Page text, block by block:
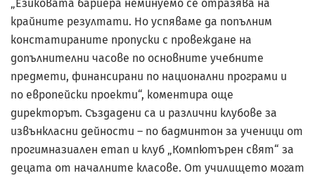
„Езиковата бариера неминуемо се отразява на
крайните резултати. Но успяваме да попълним
констатираните пропуски с провеждане на
допълнителни часове по основните учебните
предмети, финансирани по национални програми и
по европейски проекти“, коментира още
директорът. Създадени са и различни клубове за
извънкласни дейности – по бадминтон за ученици от
прогимназиален етап и клуб „Компютърен свят“ за
децата от началните класове. От училището могат